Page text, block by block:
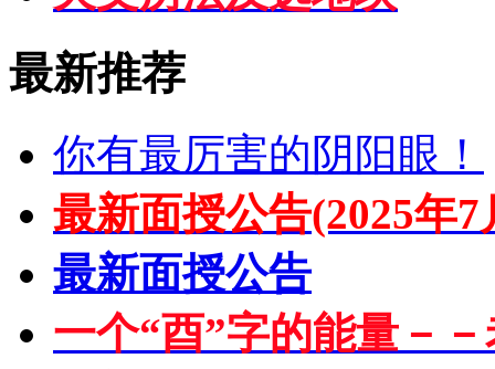
最新推荐
你有最厉害的阴阳眼！
最新面授公告(2025年
最新面授公告
一个“酉”字的能量－